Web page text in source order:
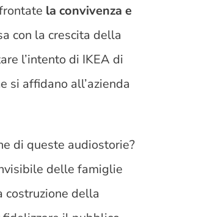
la convivenza e
con la crescita della
l’intento di IKEA di
si affidano all’azienda
di queste audiostorie?
delle famiglie
costruzione della